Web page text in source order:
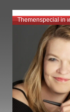
Themenspecial in